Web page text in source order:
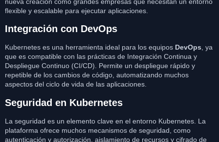
flexible y escalable para ejecutar aplicaciones.
Integración con DevOps
Kubernetes es una herramienta ideal para los equipos DevOps, ya
que es compatible con las prácticas de Integración Continua y
Despliegue Continuo (CI/CD). Permite un despliegue rápido y
repetible de los cambios de código, automatizando muchos
aspectos del ciclo de vida de las aplicaciones.
Seguridad en Kubernetes
La seguridad es un elemento clave en el entorno Kubernetes. La
plataforma ofrece muchos mecanismos de seguridad, como
autenticación y autorización, aislamiento de recursos y cifrado de